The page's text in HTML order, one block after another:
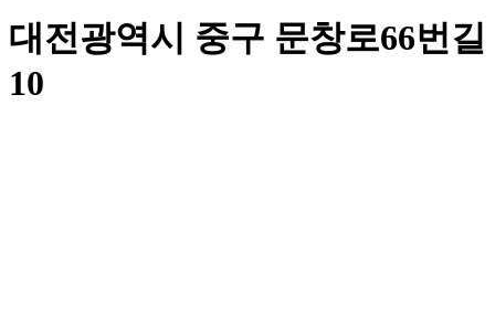
대전광역시 중구 문창로66번길
10